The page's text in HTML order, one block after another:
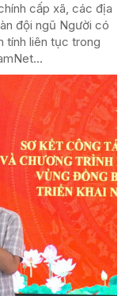
cấp xã, các địa
đội ngũ Người có
tính liên tục trong